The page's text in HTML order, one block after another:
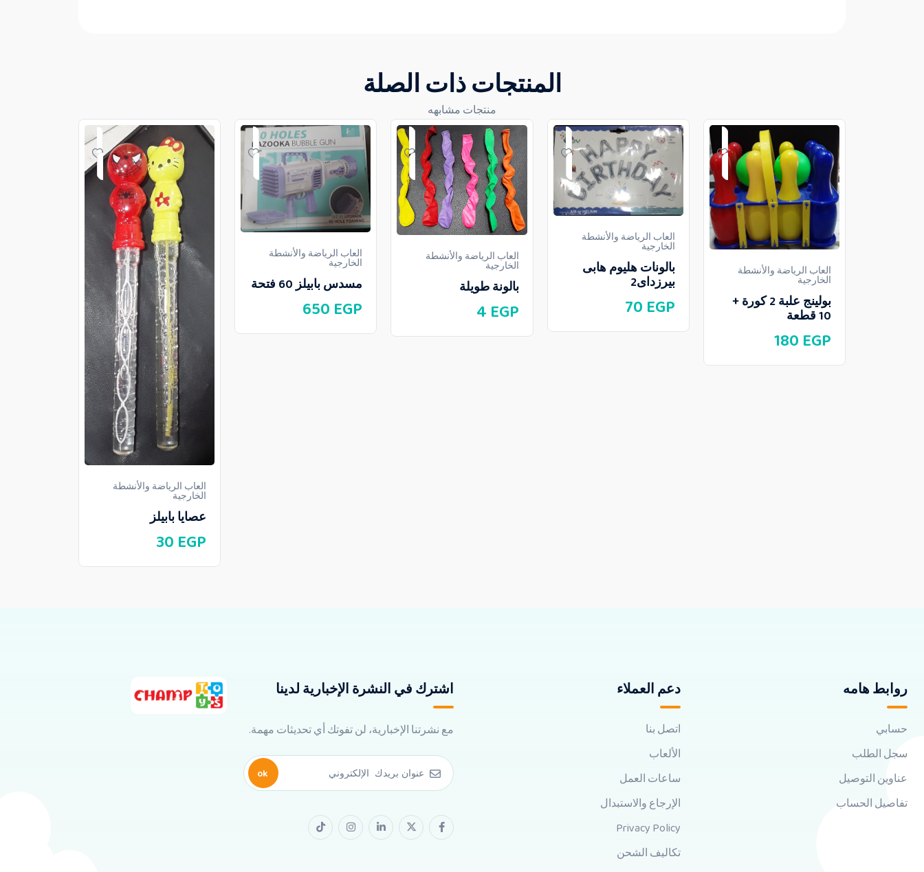
المنتجات ذات الصلة
منتجات مشابهه
العاب الرياضة والأنشطة
الخارجية
بولينج علبة 2 كورة +
10 قطعة
180 EGP
العاب الرياضة والأنشطة
الخارجية
بالونات هليوم هابى
بيرزداى2
70 EGP
العاب الرياضة والأنشطة
الخارجية
بالونة طويلة
4 EGP
العاب الرياضة والأنشطة
الخارجية
مسدس بابيلز 60 فتحة
650 EGP
العاب الرياضة والأنشطة
الخارجية
عصايا بابيلز
30 EGP
روابط هامه
حسابي
سجل الطلب
عناوين التوصيل
تفاصيل الحساب
دعم العملاء
اتصل بنا
الألعاب
ساعات العمل
الإرجاع والاستبدال
Privacy Policy
تكاليف الشحن
اشترك في النشرة الإخبارية لدينا
مع نشرتنا الإخبارية، لن تفوتك أي تحديثات مهمة.
ok